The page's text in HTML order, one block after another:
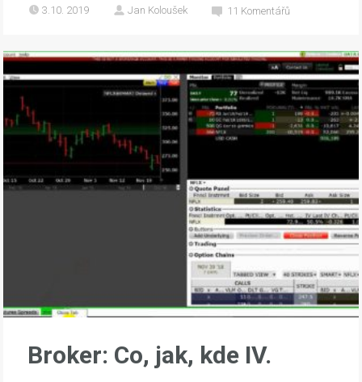
3.10. 2019 Jan Koloušek 11 Komentářů
Broker: Co, jak, kde IV.